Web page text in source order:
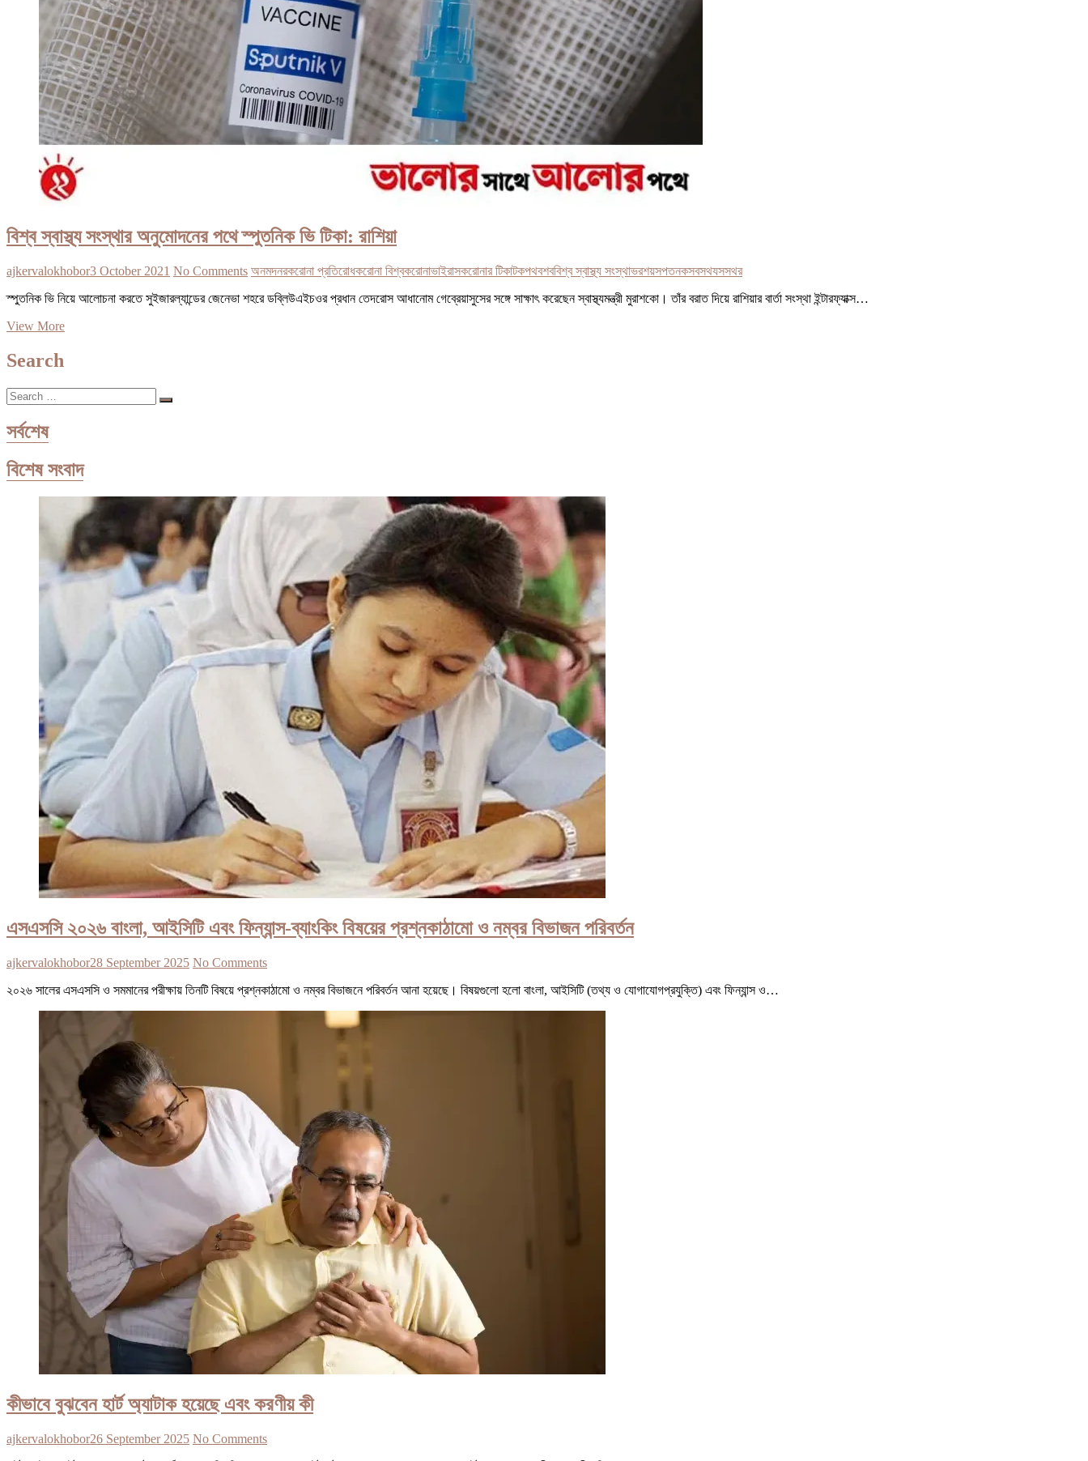
বিশ্ব স্বাস্থ্য সংস্থার অনুমোদনের পথে স্পুতনিক ভি টিকা: রাশিয়া
ajkervalokhobor3 October 2021 No Comments অনমদনরকরোনা প্রতিরোধকরোনা বিশ্বকরোনাভাইরাসকরোনার টিকাটকপথবশববিশ্ব স্বাস্থ্য সংস্থাভরশয়সপতনকসবসথযসসথর
স্পুতনিক ভি নিয়ে আলোচনা করতে সুইজারল্যান্ডের জেনেভা শহরে ডব্লিউএইচওর প্রধান তেদরোস আধানোম গেব্রেয়াসুসের সঙ্গে সাক্ষাৎ করেছেন স্বাস্থ্যমন্ত্রী মুরাশকো। তাঁর বরাত দিয়ে রাশিয়ার বার্তা সংস্থা ইন্টারফ্যাক্স…
View Moreবিশ্ব
Search
Search
…
সর্বশেষ
বিশেষ সংবাদ
এসএসসি ২০২৬ বাংলা, আইসিটি এবং ফিন্যান্স-ব্যাংকিং বিষয়ের প্রশ্নকাঠামো ও নম্বর বিভাজন পরিবর্তন
ajkervalokhobor28 September 2025 No Comments
২০২৬ সালের এসএসসি ও সমমানের পরীক্ষায় তিনটি বিষয়ে প্রশ্নকাঠামো ও নম্বর বিভাজনে পরিবর্তন আনা হয়েছে। বিষয়গুলো হলো বাংলা, আইসিটি (তথ্য ও যোগাযোগপ্রযুক্তি) এবং ফিন্যান্স ও…
কীভাবে বুঝবেন হার্ট অ্যাটাক হয়েছে এবং করণীয় কী
ajkervalokhobor26 September 2025 No Comments